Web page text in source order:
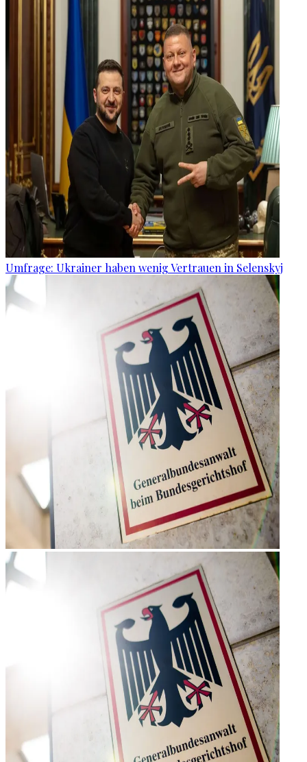
Umfrage: Ukrainer haben wenig Vertrauen in Selenskyj